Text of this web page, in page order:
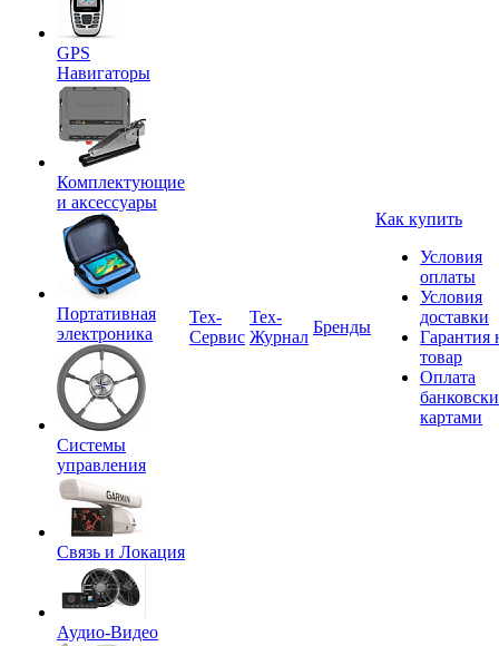
GPS
Навигаторы
Комплектующие
и аксессуары
Портативная
электроника
Системы
управления
Связь и Локация
Аудио-Видео
Tex-
Сервис
Тех-
Журнал
Бренды
Как купить
Условия
оплаты
Условия
доставки
Гарантия
товар
Оплата
картами